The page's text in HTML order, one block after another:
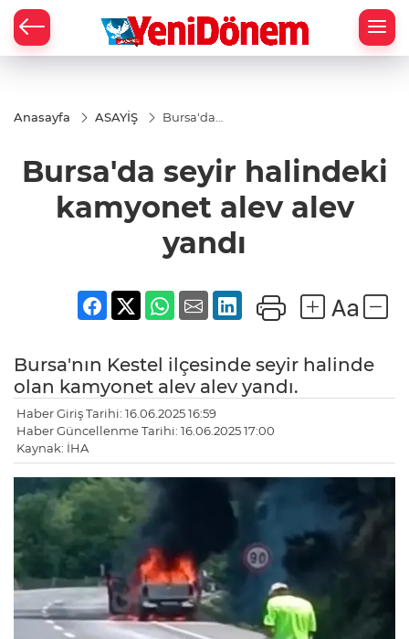
Anasayfa ASAYİŞ
Bursa'da
kamyonet
alev alev
Bursa'da seyir halindeki
kamyonet alev alev
yandı
Bursa'nın Kestel ilçesinde seyir halinde
olan kamyonet alev alev yandı.
Haber Giriş Tarihi: 16.06.2025 16:59
Haber Güncellenme Tarihi: 16.06.2025 17:00
Kaynak: İHA